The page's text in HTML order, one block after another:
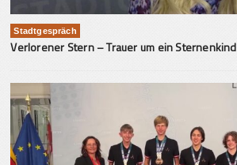
Stadtgespräch
Verlorener Stern – Trauer um ein Sternenkind